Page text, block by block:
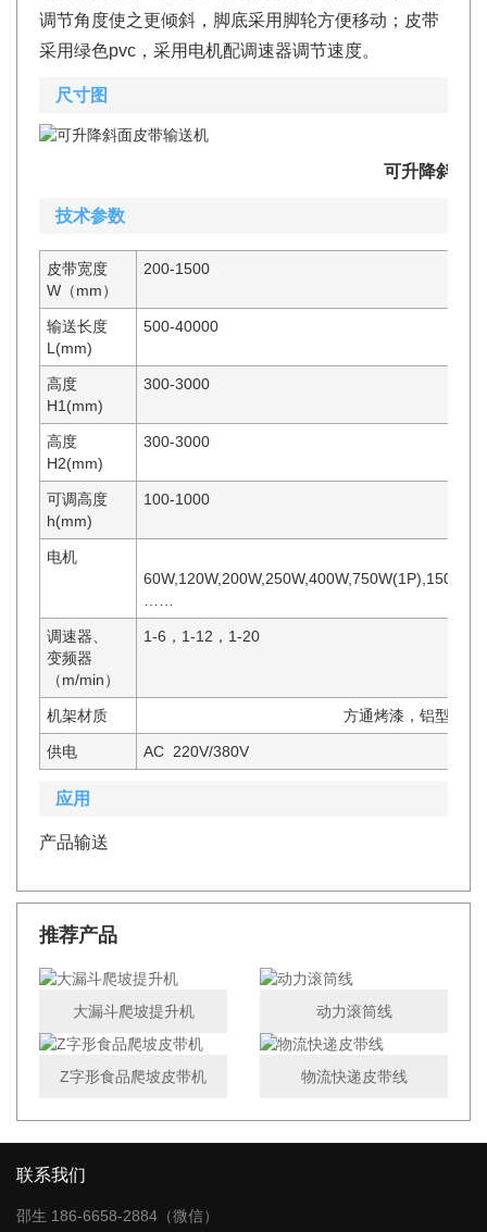
调节角度使之更倾斜，脚底采用脚轮方便移动；皮带
采用绿色pvc，采用电机配调速器调节速度。
尺寸图
可升降斜面
技术参数
皮带宽度
W（mm）
200-1500
输送长度
L(mm)
500-40000
高度
H1(mm)
300-3000
高度
H2(mm)
300-3000
可调高度
h(mm)
100-1000
电机
调速器、
变频器
（m/min）
1-6，1-12，1-20
机架材质 方通烤漆，铝型材
供电 AC 220V/380V
应用
产品输送
推荐产品
大漏斗爬坡提升机 动力滚筒线
Z字形食品爬坡皮带机 物流快递皮带线
联系我们
邵生 186-6658-2884（微信）